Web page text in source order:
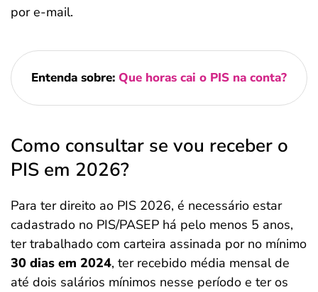
por e-mail.
Entenda sobre: Que horas cai o PIS na conta?
Como consultar se vou receber o
PIS em 2026?
Para ter direito ao PIS 2026, é necessário estar
cadastrado no PIS/PASEP há pelo menos 5 anos,
ter trabalhado com carteira assinada por no mínimo
30 dias em 2024, ter recebido média mensal de
até dois salários mínimos nesse período e ter os